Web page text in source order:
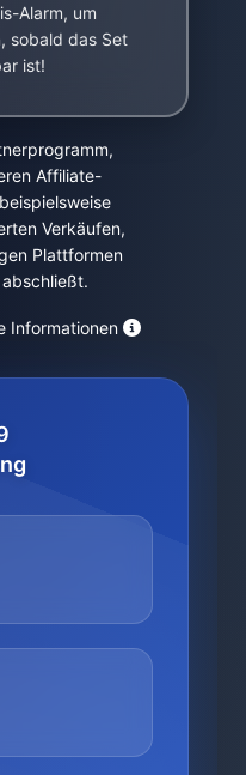
Alarm, um
sobald das Set
ist!
Affiliate-
Verkäufen,
Plattformen
Informationen